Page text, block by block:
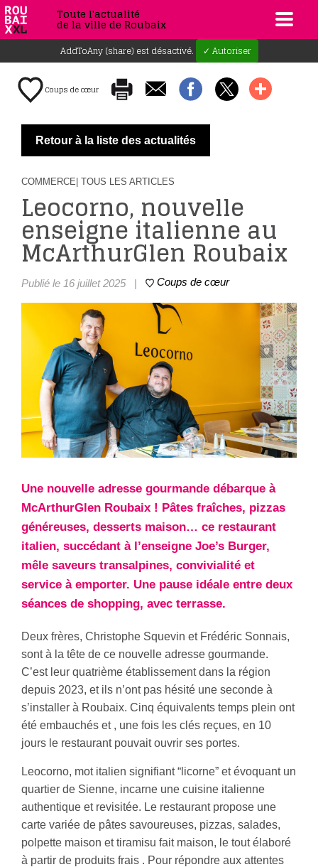
Toute l'actualité
de la ville de Roubaix
AddToAny (share) est désactivé. ✓ Autoriser
Coups de cœur
Retour à la liste des actualités
COMMERCE | TOUS LES ARTICLES
Leocorno, nouvelle
enseigne italienne au
McArthurGlen Roubaix
Publié le 16 juillet 2025 | Coups de cœur
Une nouvelle adresse gourmande débarque à
McArthurGlen Roubaix ! Pâtes fraîches, pizzas
généreuses, desserts maison… ce restaurant
italien, succédant à l’enseigne Joe’s Burger,
mêle saveurs transalpines, convivialité et
service à emporter. Une pause idéale entre deux
séances de shopping, avec terrasse.
Deux frères, Christophe Squevin et Frédéric Sonnais,
sont à la tête de ce nouvelle adresse gourmande.
C’est leur quatrième établissement dans la région
depuis 2023, et ils n’ont pas hésité une seconde à
s’installer à Roubaix. Cinq équivalents temps plein ont
été embauchés et , une fois les clés reçues, en 10
jours le restaurant pouvait ouvrir ses portes.
Leocorno, mot italien signifiant “licorne” et évoquant un
quartier de Sienne, incarne une cuisine italienne
authentique et revisitée. Le restaurant propose une
carte variée de pâtes savoureuses, pizzas, salades,
polpette maison et tiramisu fait maison, le tout élaboré
à partir de produits frais . Pour répondre aux attentes